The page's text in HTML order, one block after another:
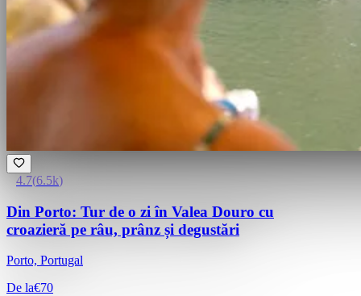
4.7(6.5k)
Din Porto: Tur de o zi în Valea Douro cu
croazieră pe râu, prânz și degustări
Porto, Portugal
De la€70